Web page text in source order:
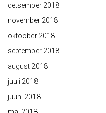
detsember 2018
november 2018
oktoober 2018
september 2018
august 2018
juuli 2018
juuni 2018